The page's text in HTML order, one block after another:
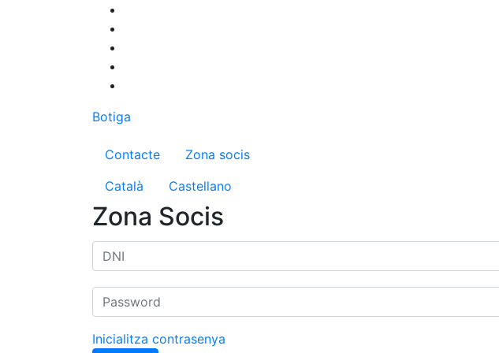
Botiga
Menú del compte d'usuari
Contacte
Zona socis
Català
Castellano
Zona Socis
Inicialitza contrasenya